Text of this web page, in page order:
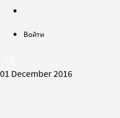
Войти
01 December 2016